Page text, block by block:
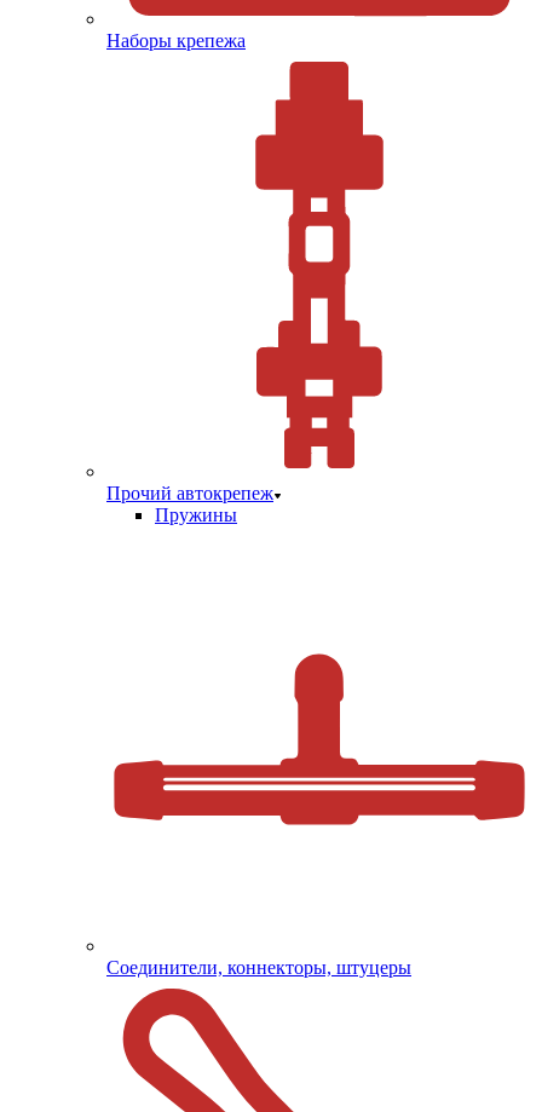
Наборы крепежа
Прочий автокрепеж
Пружины
Соединители, коннекторы, штуцеры